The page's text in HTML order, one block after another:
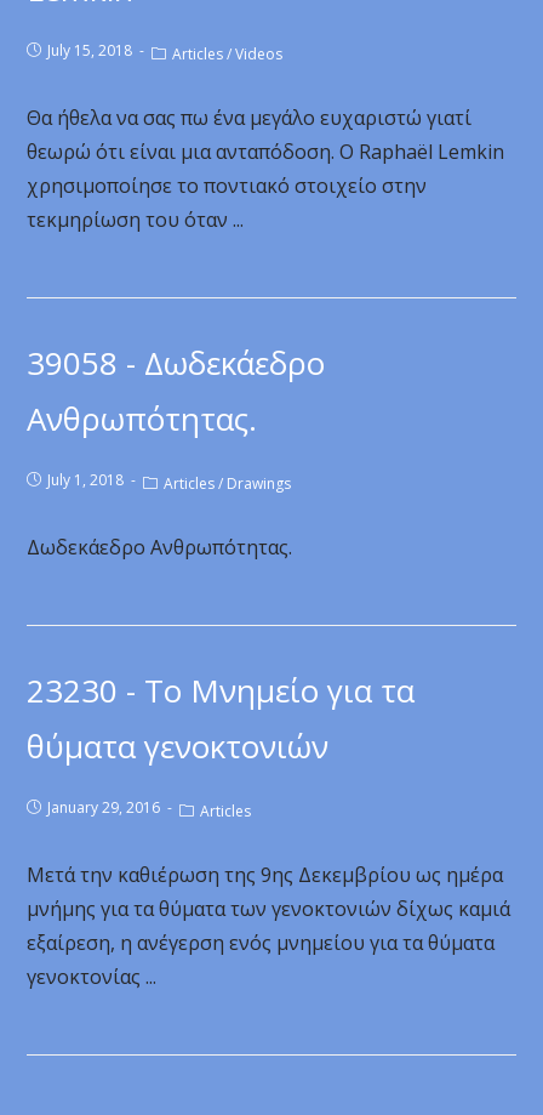
July 15, 2018 Articles / Videos
Θα ήθελα να σας πω ένα μεγάλο ευχαριστώ γιατί
θεωρώ ότι είναι μια ανταπόδοση. Ο Raphaël Lemkin
χρησιμοποίησε το ποντιακό στοιχείο στην
τεκμηρίωση του όταν ...
39058 - Δωδεκάεδρο
Ανθρωπότητας.
July 1, 2018 Articles / Drawings
Δωδεκάεδρο Ανθρωπότητας.
23230 - Το Μνημείο για τα
θύματα γενοκτονιών
January 29, 2016 Articles
Μετά την καθιέρωση της 9ης Δεκεμβρίου ως ημέρα
μνήμης για τα θύματα των γενοκτονιών δίχως καμιά
εξαίρεση, η ανέγερση ενός μνημείου για τα θύματα
γενοκτονίας ...